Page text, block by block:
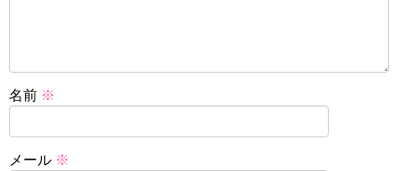
名前 ※
メール ※